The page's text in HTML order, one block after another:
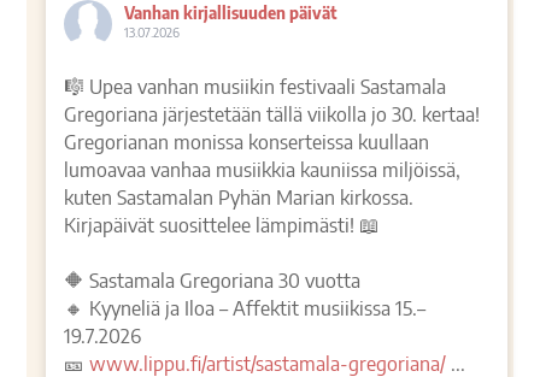
Vanhan kirjallisuuden päivät
13.07.2026
🎼 Upea vanhan musiikin festivaali Sastamala
Gregoriana järjestetään tällä viikolla jo 30. kertaa!
Gregorianan monissa konserteissa kuullaan
lumoavaa vanhaa musiikkia kauniissa miljöissä,
kuten Sastamalan Pyhän Marian kirkossa.
Kirjapäivät suosittelee lämpimästi! 📖
🔶 Sastamala Gregoriana 30 vuotta
🔸 Kyyneliä ja Iloa – Affektit musiikissa 15.–
19.7.2026
🎫www.lippu.fi/artist/sastamala-gregoriana/ ...